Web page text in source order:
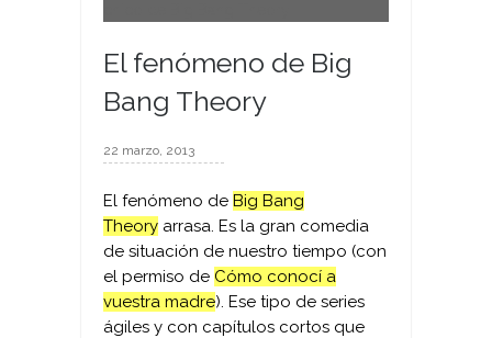
El fenómeno de Big
Bang Theory
22 marzo, 2013
El fenómeno de Big Bang
Theory arrasa. Es la gran comedia
de situación de nuestro tiempo (con
el permiso de Cómo conocí a
vuestra madre). Ese tipo de series
ágiles y con capítulos cortos que